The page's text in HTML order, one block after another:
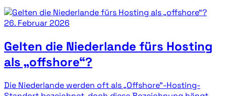
26. Februar 2026
Gelten die Niederlande fürs Hosting
als „offshore“?
Die Niederlande werden oft als „Offshore"-Hosting-